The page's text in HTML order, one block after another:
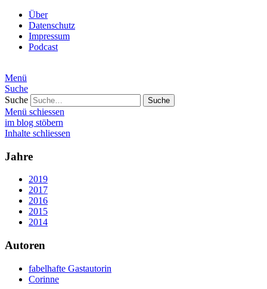
Über
Datenschutz
Impressum
Podcast
Menü
Suche
Suche
Menü schiessen
im blog stöbern
Inhalte schliessen
Jahre
2019
2017
2016
2015
2014
Autoren
fabelhafte Gastautorin
Corinne